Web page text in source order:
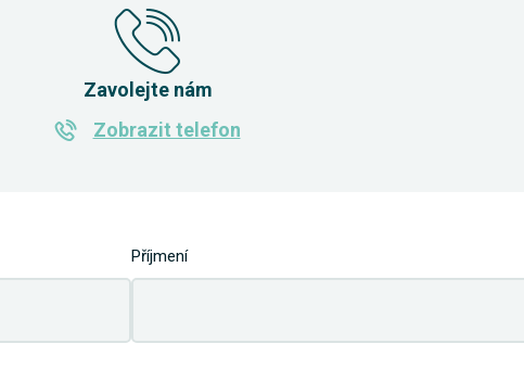
Zavolejte nám
Zobrazit telefon
Příjmení